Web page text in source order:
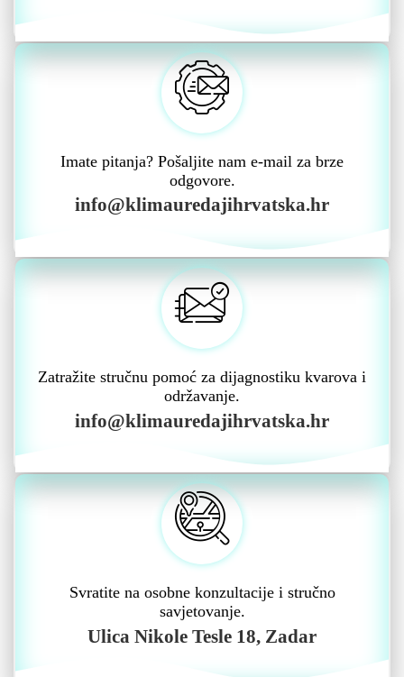
Imate pitanja? Pošaljite nam e-mail za brze
odgovore.
info@klimauredajihrvatska.hr
Zatražite stručnu pomoć za dijagnostiku kvarova i
održavanje.
info@klimauredajihrvatska.hr
Svratite na osobne konzultacije i stručno
savjetovanje.
Ulica Nikole Tesle 18, Zadar